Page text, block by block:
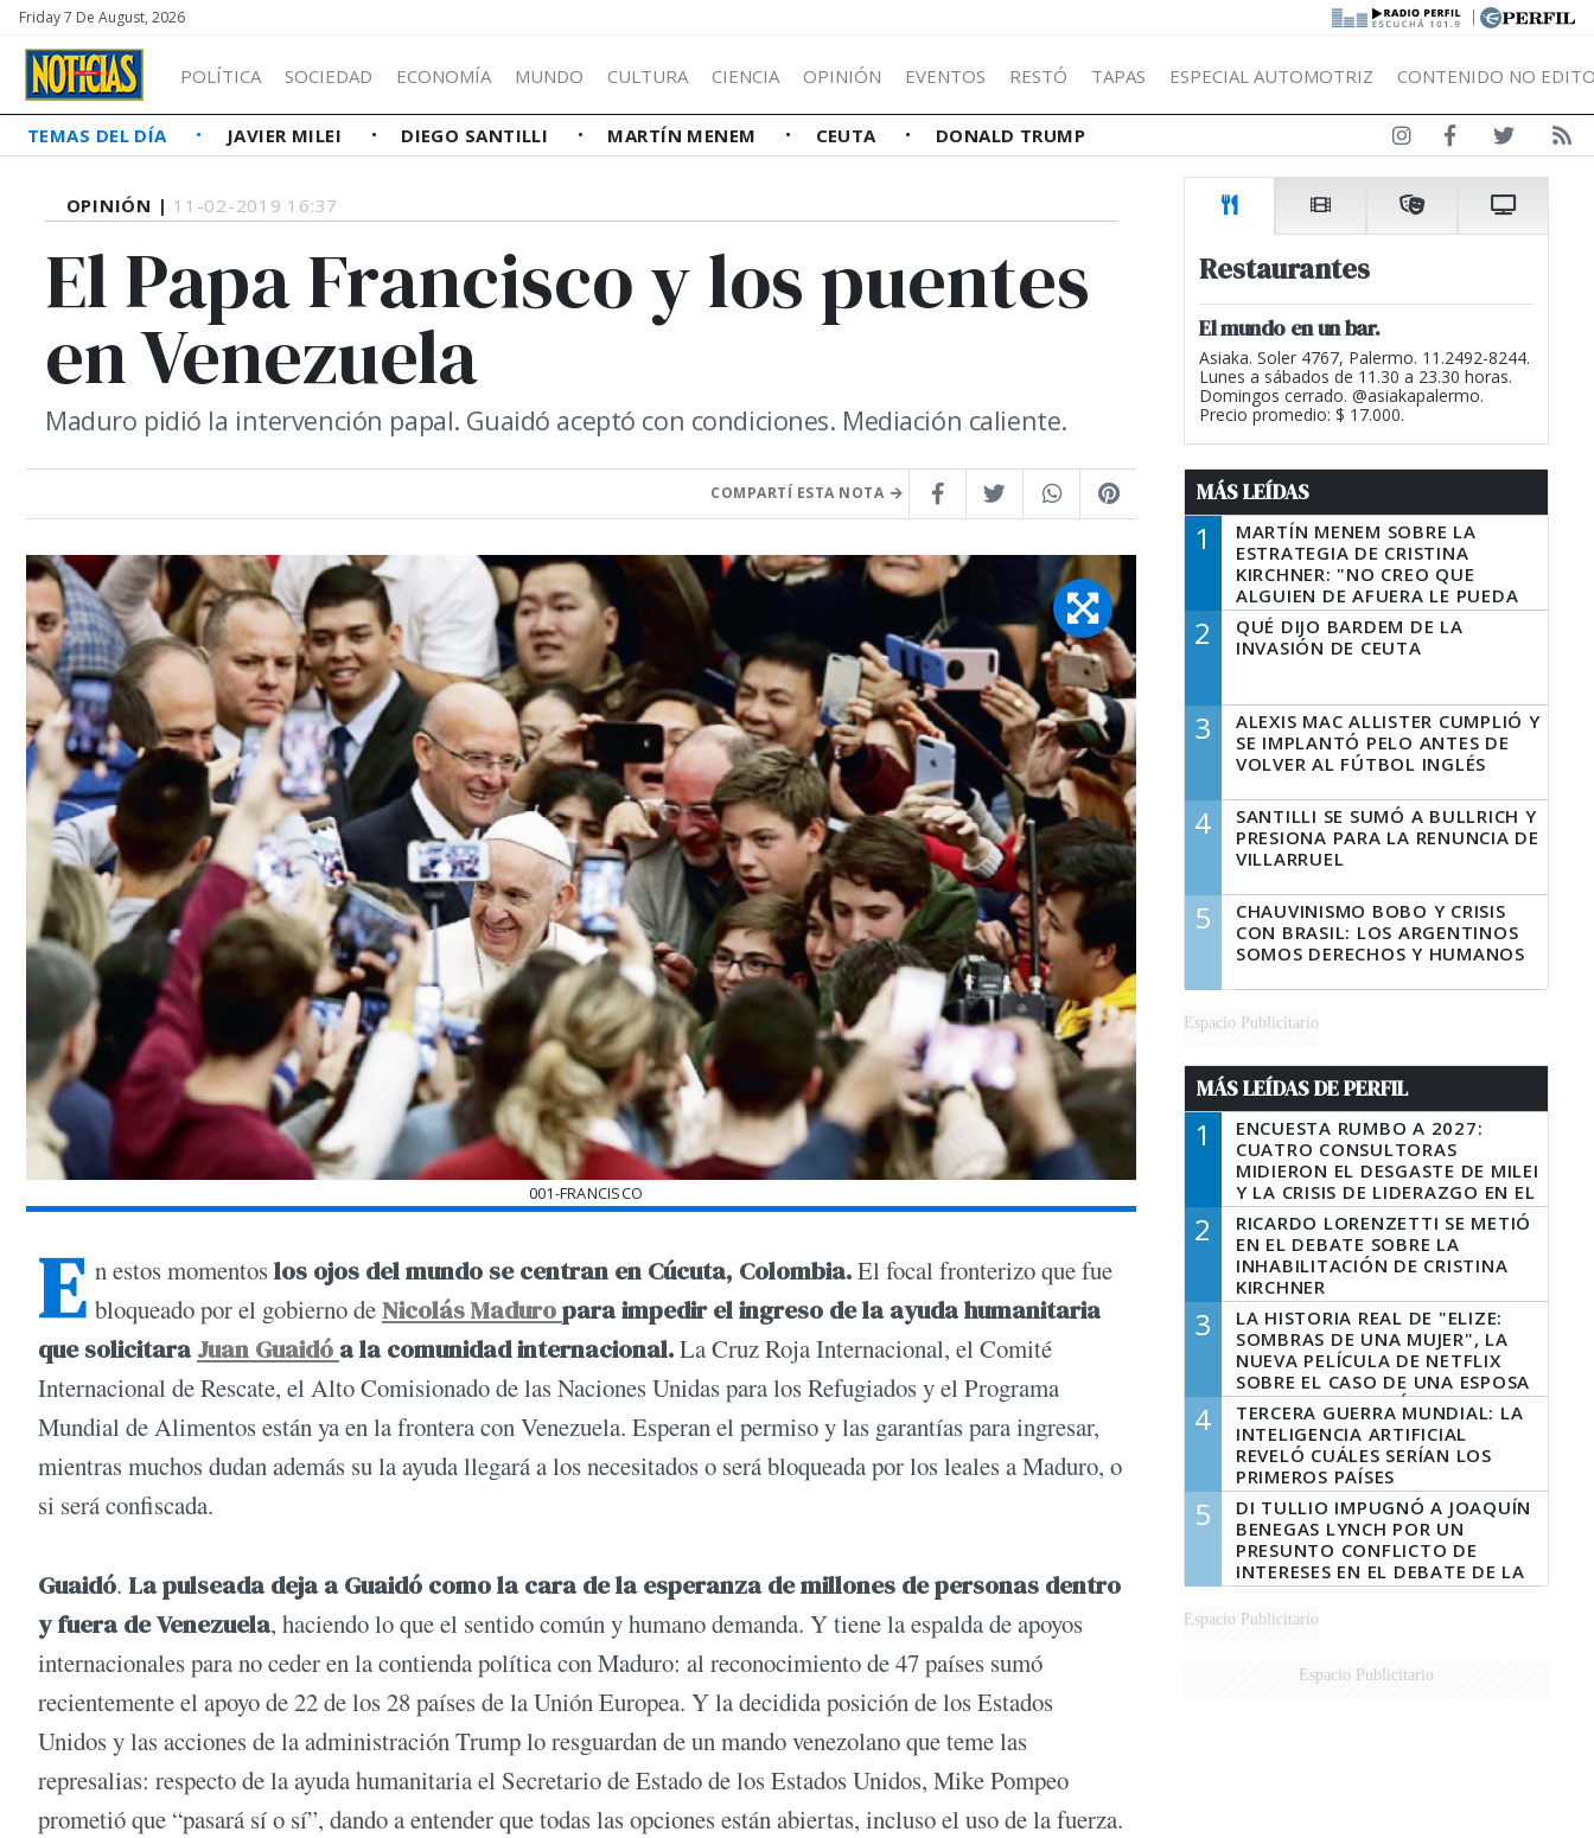
Friday 7 De August, 2026 |
POLÍTICA SOCIEDAD ECONOMÍA MUNDO CULTURA CIENCIA OPINIÓN EVENTOS RESTÓ TAPAS ESPECIAL AUTOMOTRIZ CONTENIDO NO
TEMAS DEL DÍA JAVIER MILEI DIEGO SANTILLI MARTÍN MENEM CEUTA DONALD TRUMP
OPINIÓN | 11-02-2019 16:37
El Papa Francisco y los puentes
en Venezuela
Maduro pidió la intervención papal. Guaidó aceptó con condiciones. Mediación caliente.
COMPARTÍ ESTA NOTA
001-FRANCISCO
E n estos momentoslos ojos del mundo se centran en Cúcuta, Colombia.El focal fronterizo que fue
bloqueado por el gobierno deNicolás Maduropara impedir el ingreso de la ayuda humanitaria
que solicitaraJuan Guaidó a la comunidad internacional.La Cruz Roja Internacional, el Comité
Internacional de Rescate, el Alto Comisionado de las Naciones Unidas para los Refugiados y el Programa
Mundial de Alimentos están ya en la frontera con Venezuela. Esperan el permiso y las garantías para ingresar,
mientras muchos dudan además su la ayuda llegará a los necesitados o será bloqueada por los leales a Maduro, o
si será confiscada.
Guaidó. La pulseada deja a Guaidó como la cara de la esperanza de millones de personas dentro
y fuera de Venezuela, haciendo lo que el sentido común y humano demanda. Y tiene la espalda de apoyos
internacionales para no ceder en la contienda política con Maduro: al reconocimiento de 47 países sumó
recientemente el apoyo de 22 de los 28 países de la Unión Europea. Y la decidida posición de los Estados
Unidos y las acciones de la administración Trump lo resguardan de un mando venezolano que teme las
represalias: respecto de la ayuda humanitaria el Secretario de Estado de los Estados Unidos, Mike Pompeo
prometió que “pasará sí o sí”, dando a entender que todas las opciones están abiertas, incluso el uso de la fuerza.
Restaurantes
El mundo en un bar.
Asiaka. Soler 4767, Palermo. 11.2492-8244.
Lunes a sábados de 11.30 a 23.30 horas.
Domingos cerrado. @asiakapalermo.
Precio promedio: $ 17.000.
MÁS LEÍDAS
1
MARTÍN MENEM SOBRE LA
ESTRATEGIA DE CRISTINA
KIRCHNER: "NO CREO QUE
ALGUIEN DE AFUERA LE PUEDA
DECIR A LA JUSTICIA LO QUE
TIENE QUE HACER"
2
QUÉ DIJO BARDEM DE LA
INVASIÓN DE CEUTA
3
ALEXIS MAC ALLISTER CUMPLIÓ Y
SE IMPLANTÓ PELO ANTES DE
VOLVER AL FÚTBOL INGLÉS
4
SANTILLI SE SUMÓ A BULLRICH Y
PRESIONA PARA LA RENUNCIA DE
VILLARRUEL
5
CHAUVINISMO BOBO Y CRISIS
CON BRASIL: LOS ARGENTINOS
SOMOS DERECHOS Y HUMANOS
Espacio Publicitario
MÁS LEÍDAS DE PERFIL
1
ENCUESTA RUMBO A 2027:
CUATRO CONSULTORAS
MIDIERON EL DESGASTE DE MILEI
Y LA CRISIS DE LIDERAZGO EN EL
PERONISMO
2
RICARDO LORENZETTI SE METIÓ
EN EL DEBATE SOBRE LA
INHABILITACIÓN DE CRISTINA
KIRCHNER
3
LA HISTORIA REAL DE "ELIZE:
SOMBRAS DE UNA MUJER", LA
NUEVA PELÍCULA DE NETFLIX
SOBRE EL CASO DE UNA ESPOSA
QUE DESCUARTIZÓ A SU
MARIDO
4
TERCERA GUERRA MUNDIAL: LA
INTELIGENCIA ARTIFICIAL
REVELÓ CUÁLES SERÍAN LOS
PRIMEROS PAÍSES
LATINOAMERICANOS EN SER
DERROTADOS
5
DI TULLIO IMPUGNÓ A JOAQUÍN
BENEGAS LYNCH POR UN
PRESUNTO CONFLICTO DE
INTERESES EN EL DEBATE DE LA
LEY DE TIERRAS
Espacio Publicitario
Espacio Publicitario